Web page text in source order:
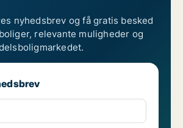
nyhedsbrev og få gratis besked
relevante muligheder og